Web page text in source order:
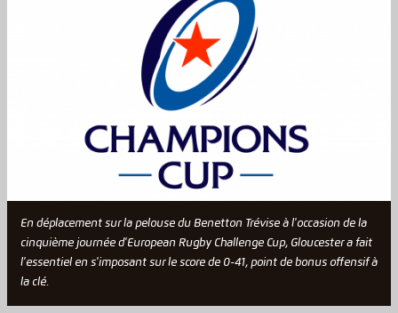
En déplacement sur la pelouse du Benetton Trévise à l'occasion de la
cinquième journée d'European Rugby Challenge Cup, Gloucester a fait
l'essentiel en s'imposant sur le score de 0-41, point de bonus offensif à
la clé.